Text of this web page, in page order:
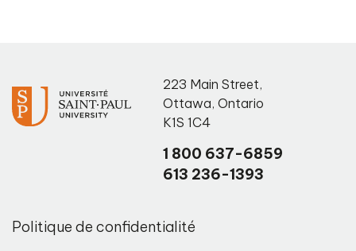
223 Main Street,
Ottawa, Ontario
K1S 1C4
1 800 637-6859
613 236-1393
Politique de confidentialité